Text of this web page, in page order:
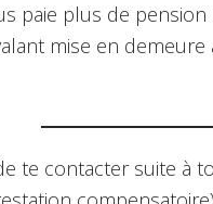
paie plus de pension
mise en
te contacter suite à